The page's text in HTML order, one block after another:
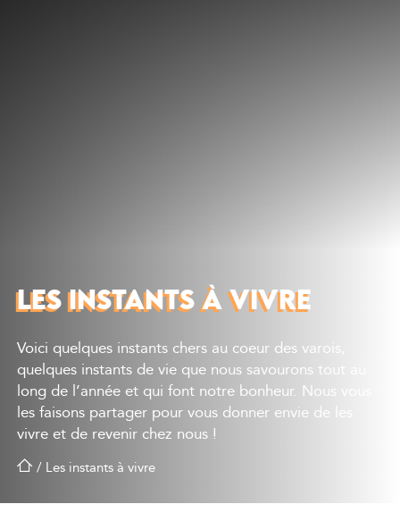
LES INSTANTS À VIVRE
Voici quelques instants chers au coeur des varois,
quelques instants de vie que nous savourons tout au
long de l’année et qui font notre bonheur. Nous vous
les faisons partager pour vous donner envie de les
vivre et de revenir chez nous !
/ Les instants à vivre